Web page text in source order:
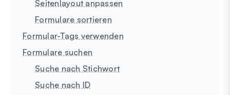
Seitenlayout anpassen
Formulare sortieren
Formular-Tags verwenden
Formulare suchen
Suche nach Stichwort
Suche nach ID